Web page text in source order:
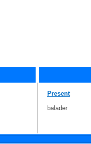
Present
balader